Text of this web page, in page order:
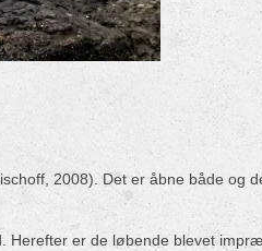
2008). Det er åbne både og
Herefter er de løbende blevet